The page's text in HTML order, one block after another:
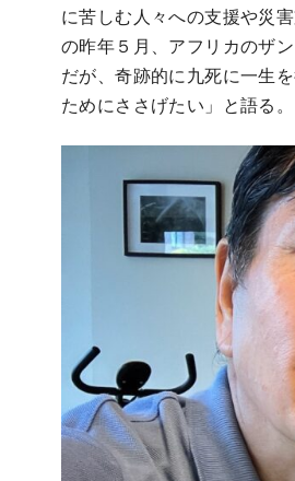
に苦しむ人々への支援や災
の昨年５月、アフリカのザ
だが、奇跡的に九死に一生
ためにささげたい」と語る。